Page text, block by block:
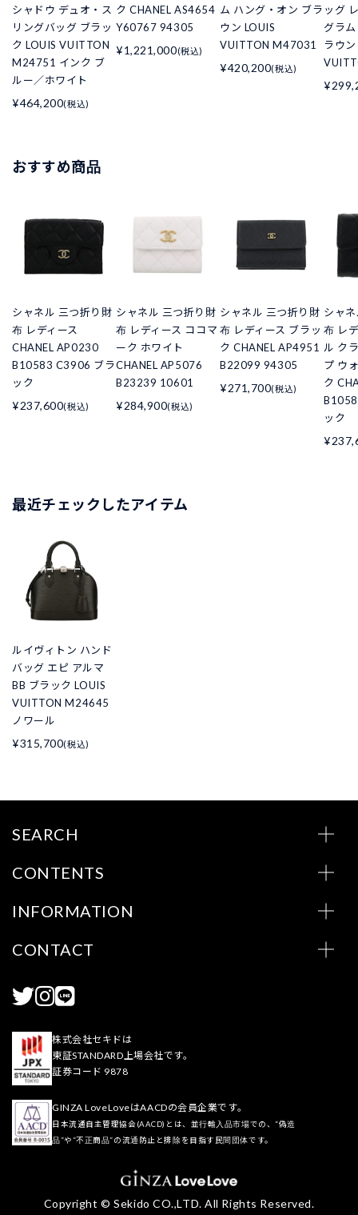
シャドウ デュオ・ス
リングバッグ ブラッ
ク LOUIS VUITTON
M24751 インク ブ
ルー／ホワイト
¥464,200(税込)
ク CHANEL AS4654
Y60767 94305
¥1,221,000(税込)
ム ハング・オン ブラ
ウン LOUIS
VUITTON M47031
¥420,200(税込)
ッグ
グラ
ラウ
おすすめ商品
シャネル 三つ折り財
布 レディース
CHANEL AP0230
B10583 C3906 ブラ
ック
¥237,600(税込)
シャネル 三つ折り財
布 レディース ココマ
ーク ホワイト
CHANEL AP5076
B23239 10601
¥284,900(税込)
シャネル 三つ折り財
布 レディース ブラッ
ク CHANEL AP4951
B22099 94305
¥271,700(税込)
シャ
布 レ
ル ク
プ ウ
ク
ック
最近チェックしたアイテム
ルイヴィトン ハンド
バッグ エピ アルマ
BB ブラック LOUIS
VUITTON M24645
ノワール
¥315,700(税込)
SEARCH
CONTENTS
INFORMATION
CONTACT
株式会社セキドは
東証STANDARD上場会社です。
証券コード 9878
GINZA LoveLoveはAACDの会員企業です。
日本流通自主管理協会(AACD)とは、並行輸入品市場での、“偽造
品”や“不正商品”の流通防止と排除を目指す民間団体です。
Copyright © Sekido CO.,LTD. All Rights Reserved.